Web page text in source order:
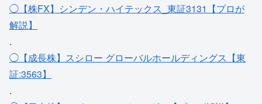
◯【株FX】シンデン・ハイテックス_東証3131【プロが
解説】
.
◯【成長株】スシロー グローバルホールディングス【東
証:3563】
.